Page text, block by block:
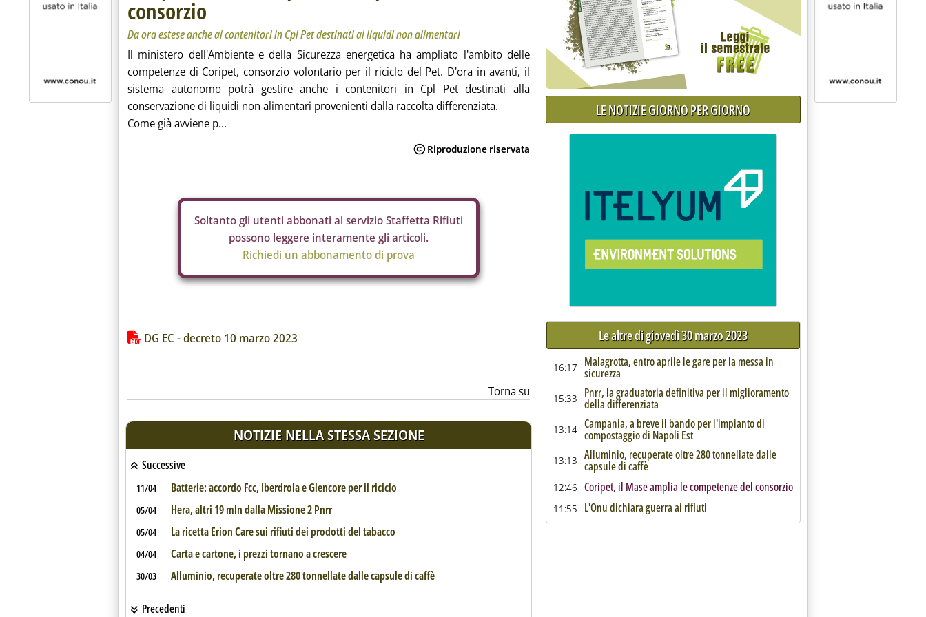
consorzio
Da ora estese anche ai contenitori in Cpl Pet destinati ai liquidi non alimentari
Il ministero dell'Ambiente e della Sicurezza energetica ha ampliato l'ambito delle
competenze di Coripet, consorzio volontario per il riciclo del Pet. D'ora in avanti, il
sistema autonomo potrà gestire anche i contenitori in Cpl Pet destinati alla
conservazione di liquidi non alimentari provenienti dalla raccolta differenziata.
Come già avviene p...
Soltanto gli utenti abbonati al servizio Staffetta Rifiuti
possono leggere interamente gli articoli.
Richiedi un abbonamento di prova
Lista allegati PDF alla notizia
DG EC - decreto 10 marzo 2023
Torna su
NOTIZIE NELLA STESSA SEZIONE
Successive
11/04 Batterie: accordo Fcc, Iberdrola e Glencore per il riciclo
05/04 Hera, altri 19 mln dalla Missione 2 Pnrr
05/04 La ricetta Erion Care sui rifiuti dei prodotti del tabacco
04/04 Carta e cartone, i prezzi tornano a crescere
30/03 Alluminio, recuperate oltre 280 tonnellate dalle capsule di caffè
Precedenti
LE NOTIZIE GIORNO PER GIORNO
Le altre di giovedì 30 marzo 2023
16:17 Malagrotta, entro aprile le gare per la messa in
sicurezza
15:33 Pnrr, la graduatoria definitiva per il miglioramento
della differenziata
13:14 Campania, a breve il bando per l'impianto di
compostaggio di Napoli Est
13:13 Alluminio, recuperate oltre 280 tonnellate dalle
capsule di caffè
12:46 Coripet, il Mase amplia le competenze del consorzio
11:55 L'Onu dichiara guerra ai rifiuti